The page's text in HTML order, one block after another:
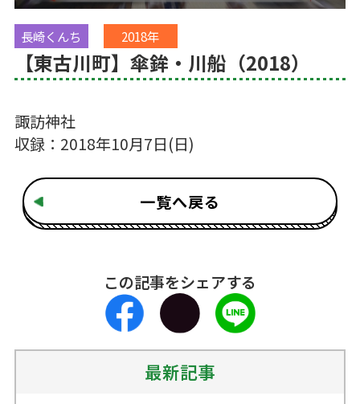
長崎くんち 2018年
【東古川町】傘鉾・川船（2018）
諏訪神社
収録：2018年10月7日(日)
一覧へ戻る
この記事をシェアする
最新記事